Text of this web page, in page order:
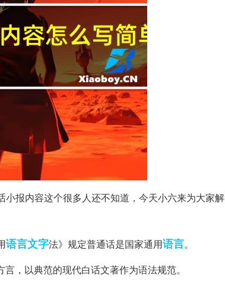
小报内容这个很多人还不知道，今天小六来为大家
语言文字法》规定普通话是国家通用语言。
，以典范的现代白话文著作为语法规范。